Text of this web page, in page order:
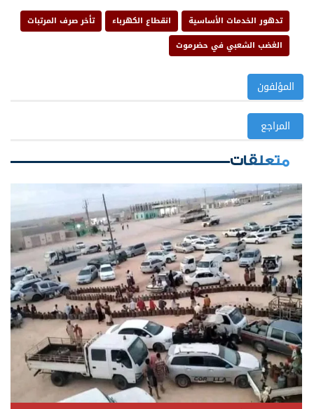
تدهور الخدمات الأساسية انقطاع الكهرباء
تأخر صرف المرتبات
الغضب الشعبي في حضرموت
المؤلفون
المراجع
متعلقات